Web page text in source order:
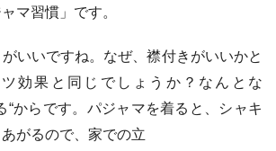
マ習慣」です。
いいですね。なぜ、襟付きがいいかと
効果と同じでしょうか？なんとな
“からです。パジャマを着ると、シャキ
がるので、家での立